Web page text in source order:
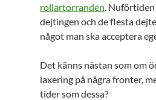
rollartorranden. Nuförtiden
dejtingen och de flesta
något man ska acceptera
Det känns nästan som om
laxering på några fronter,
tider som dessa?